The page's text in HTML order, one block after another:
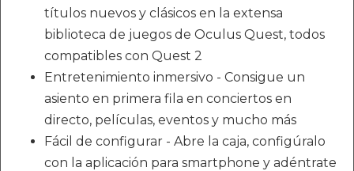
títulos nuevos y clásicos en la extensa
biblioteca de juegos de Oculus Quest, todos
compatibles con Quest 2
Entretenimiento inmersivo - Consigue un
asiento en primera fila en conciertos en
directo, películas, eventos y mucho más
Fácil de configurar - Abre la caja, configúralo
con la aplicación para smartphone y adéntrate